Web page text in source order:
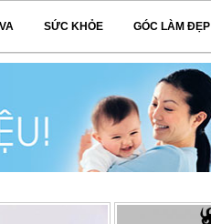
SỨC KHỎE GÓC LÀM ĐẸP